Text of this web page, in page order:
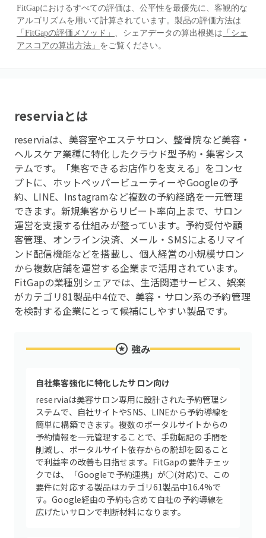
FitGapにおけるすべての評価は、公平性を最優先に、客観的な
アルゴリズムを用いて計算されています。製品の評価方法は
「FitGapの評価メソッド」 、シェアデータの算出根拠は 「シェ
アスコアの算出方法」 をご覧ください。
reserviaとは
reserviaは、美容室やエステサロン、整骨院など美容・
ヘルスケア業種に特化したクラウド型予約・集客シス
テムです。「集客できるお店作りを支える」をコンセ
プトに、ホットペッパービューティーやGoogleの予
約、LINE、Instagramなど複数の予約経路を一元管理
できます。新規集客からリピート率向上まで、サロン
運営を支援する仕組みが整っています。予約受付や顧
客管理、オンライン決済、メール・SMSによるリマイ
ンド配信機能などを搭載し、個人経営の小規模サロン
から複数店舗を運営する企業まで活用されています。
FitGapの業種別シェアでは、生活関連サービス、娯楽
がカテゴリ81製品中4位で、美容・サロン系の予約管理
を検討する企業にとって候補にしやすい製品です。
強み
自社集客強化に特化したサロン向け
reserviaは美容サロン専用に設計された予約管理シ
ステムで、自社サイトやSNS、LINEから予約導線を
簡単に構築できます。複数のポータルサイトからの
予約情報を一元管理することで、手動転記の手間を
削減し、ポータルサイト依存からの脱却を図ること
で利益率の改善も目指せます。FitGapの要件チェッ
クでは、「Googleで予約連携」が○(対応)で、この
要件に対応する製品はカテゴリ61製品中16.4%で
す。Google経由の予約も含めて自社の予約導線を
広げたいサロンで判断材料になります。